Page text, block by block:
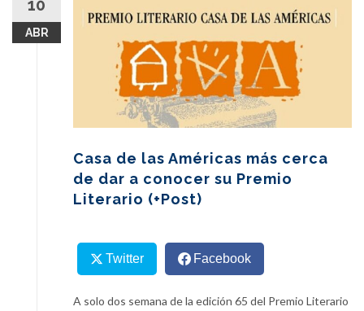
content
10
ABR
Casa de las Américas más cerca
de dar a conocer su Premio
Literario (+Post)
Twitter Facebook
A solo dos semana de la edición 65 del Premio Literario